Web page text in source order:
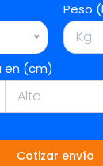
Peso
en (cm)
Cotizar envío